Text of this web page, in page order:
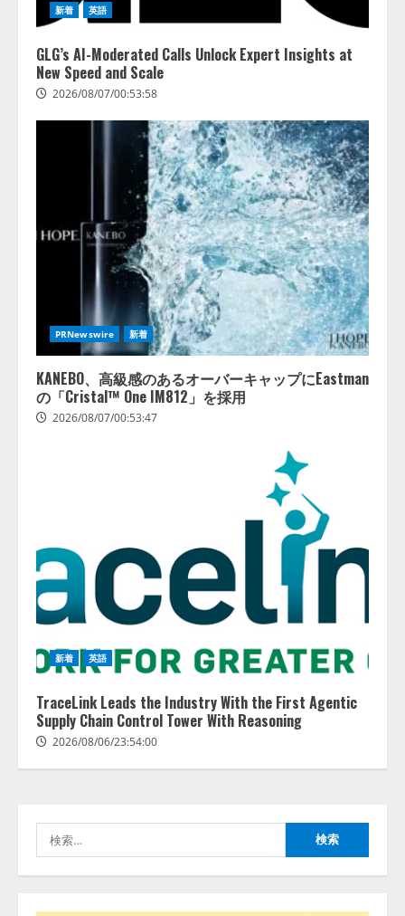
新着 英語
GLG’s AI-Moderated Calls Unlock Expert Insights at
New Speed and Scale
2026/08/07/00:53:58
PRNewswire 新着
KANEBO、高級感のあるオーバーキャップにEastman
の「Cristal™ One IM812」を採用
2026/08/07/00:53:47
新着 英語
TraceLink Leads the Industry With the First Agentic
Supply Chain Control Tower With Reasoning
2026/08/06/23:54:00
索:
2
藤原竜也がAIで組織の改善点を見
抜く！ SKYSEA Client View 新テ
レビCM公開！ 新オプション！ AI
が組織の業務実態を分析し労務改
動画公開 「もしAIが自分を分析し
たら、すぐ休めと言われる自信が
ある」「昨年の夏はカブトムシを
捕まえたり、虫と戦ったり…」
2026/08/06/14:54:31
能を備えたAIエージェントプラッ
トフォーム「QueryPie AIP」を提
供開始
4
推薦するのか』について 企業法
務系70事務所×5つのAIで実態調査
を実施
2026/08/06/11:53:44